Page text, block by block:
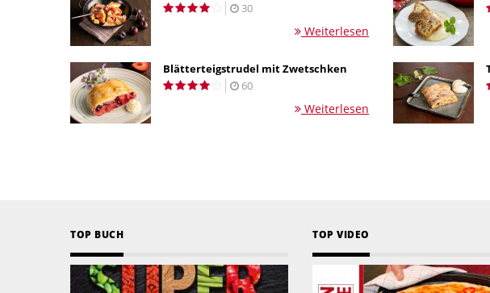
30
Weiterlesen
Blätterteigstrudel mit Zwetschken
60
Weiterlesen
TOP BUCH TOP VIDEO